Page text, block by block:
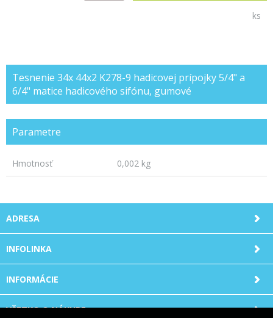
ks
Tesnenie 34x 44x2 K278-9 hadicovej prípojky 5/4" a
6/4" matice hadicového sifónu, gumové
Parametre
Hmotnosť 0,002 kg
ADRESA
INFOLINKA
INFORMÁCIE
VŠETKO O NÁKUPE